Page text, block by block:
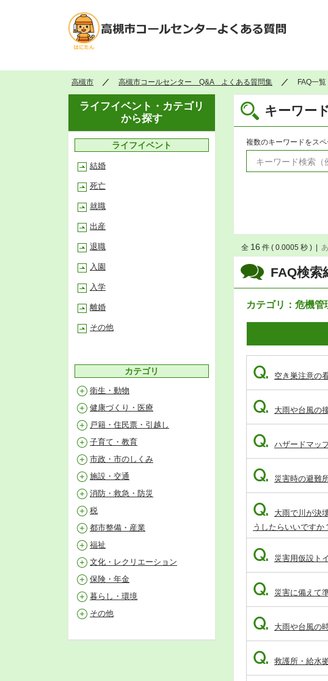
高槻市 高槻市コールセンター Q&A よくある質問集 FAQ一覧
キーワー
複数のキーワードをスペ
FAQ検索
カテゴリ：危機管
全 16 件 ( 0.0005 秒 )
Q. 空き巣注意の
Q. 大雨や台風の
Q. ハザードマッ
Q. 災害時の避難
Q.
大雨で川が決
うしたらいいですか
Q. 災害用仮設ト
Q. 災害に備えて
Q. 大雨や台風の
Q. 救護所・給水
ライフイベント・カテゴリ
から探す
ライフイベント
結婚
死亡
就職
出産
退職
入園
入学
離婚
その他
カテゴリ
衛生・動物
健康づくり・医療
戸籍・住民票・引越し
子育て・教育
市政・市のしくみ
施設・交通
消防・救急・防災
税
都市整備・産業
福祉
文化・レクリエーション
保険・年金
暮らし・環境
その他